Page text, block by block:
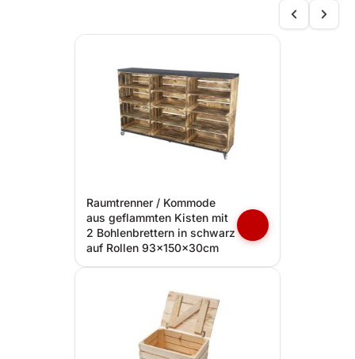
Raumtrenner / Kommode
aus geflammten Kisten mit
2 Bohlenbrettern in schwarz
auf Rollen 93x150x30cm